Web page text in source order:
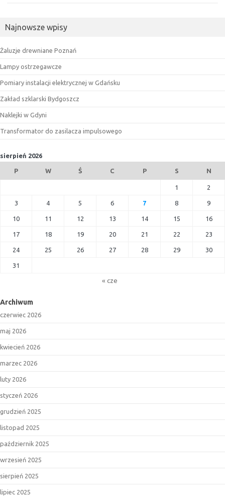
Najnowsze wpisy
Żaluzje drewniane Poznań
Lampy ostrzegawcze
Pomiary instalacji elektrycznej w Gdańsku
Zakład szklarski Bydgoszcz
Naklejki w Gdyni
Transformator do zasilacza impulsowego
sierpień 2026
P W Ś C P S N
1 2
3 4 5 6 7 8 9
10 11 12 13 14 15 16
17 18 19 20 21 22 23
24 25 26 27 28 29 30
31
« cze
Archiwum
czerwiec 2026
maj 2026
kwiecień 2026
marzec 2026
luty 2026
styczeń 2026
grudzień 2025
listopad 2025
październik 2025
wrzesień 2025
sierpień 2025
lipiec 2025